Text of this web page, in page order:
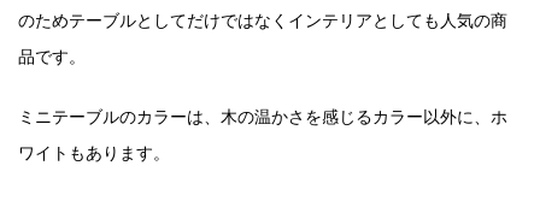
のためテーブルとしてだけではなくインテリアとしても人気の商
品です。
ミニテーブルのカラーは、木の温かさを感じるカラー以外に、ホ
ワイトもあります。